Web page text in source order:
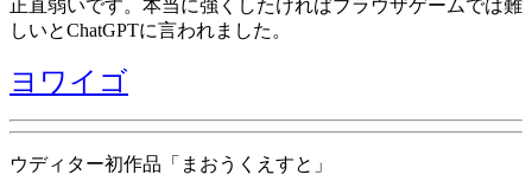
正直弱いです。本当に強くしたければブラウザゲームでは難
しいとChatGPTに言われました。
ヨワイゴ
ウディター初作品「まおうくえすと」